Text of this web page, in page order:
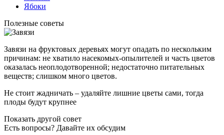
Ябоки
Полезные советы
Завязи на фруктовых деревьях могут опадать по нескольким
причинам: не хватило насекомых-опылителей и часть цветов
оказалась неоплодотворенной; недостаточно питательных
веществ; слишком много цветов.
Не стоит жадничать – удаляйте лишние цветы сами, тогда
плоды будут крупнее
Показать другой совет
Есть вопросы? Давайте их обсудим